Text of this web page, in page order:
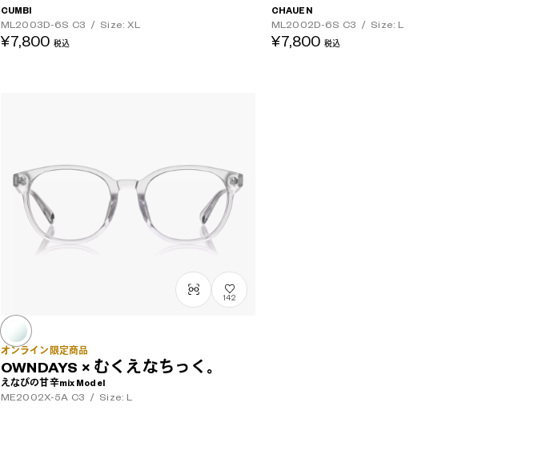
CUMBI
ML2003D-6S C3 / Size: XL
¥7,800 税込
CHAUEN
ML2002D-6S C3 / Size: L
¥7,800 税込
142
オンライン限定商品
OWNDAYS × むくえなちっく。
えなぴの甘辛mix Model
ME2002X-5A C3 / Size: L